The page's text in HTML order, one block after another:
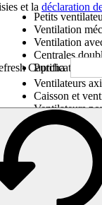
Petits
Ventilation
Ventilation
Centrales
Purificateurs
Ventilateurs
Caisson et
Ventilateurs
Ventilateurs
Tourelles de
Ventilateurs
Mesurer.
Traitement d'air
Accessoires
et la déclaration